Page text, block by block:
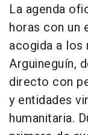
La agenda
horas con un
acogida a los
Arguineguín,
directo con
y entidades
humanitaria.